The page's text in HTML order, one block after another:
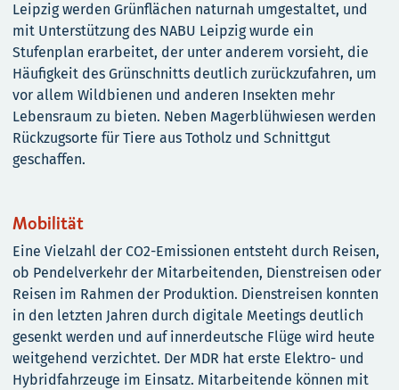
Leipzig werden Grünflächen naturnah umgestaltet, und
mit Unterstützung des NABU Leipzig wurde ein
Stufenplan erarbeitet, der unter anderem vorsieht, die
Häufigkeit des Grünschnitts deutlich zurückzufahren, um
vor allem Wildbienen und anderen Insekten mehr
Lebensraum zu bieten. Neben Magerblühwiesen werden
Rückzugsorte für Tiere aus Totholz und Schnittgut
geschaffen.
Mobilität
Eine Vielzahl der CO2-Emissionen entsteht durch Reisen,
ob Pendelverkehr der Mitarbeitenden, Dienstreisen oder
Reisen im Rahmen der Produktion. Dienstreisen konnten
in den letzten Jahren durch digitale Meetings deutlich
gesenkt werden und auf innerdeutsche Flüge wird heute
weitgehend verzichtet. Der MDR hat erste Elektro- und
Hybridfahrzeuge im Einsatz. Mitarbeitende können mit